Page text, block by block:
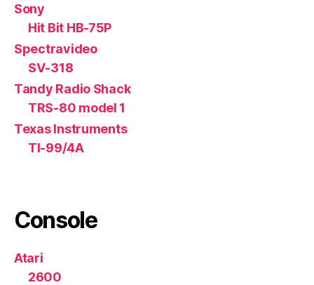
Sony
Hit Bit HB-75P
Spectravideo
SV-318
Tandy Radio Shack
TRS-80 model 1
Texas Instruments
TI-99/4A
Console
Atari
2600